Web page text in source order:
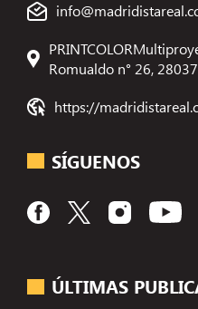
ÚLTIMAS
Romualdo n° 26,
https://
SÍGUENOS